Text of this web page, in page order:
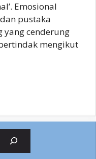
Emosional
pustaka
yang cenderung
mengikut